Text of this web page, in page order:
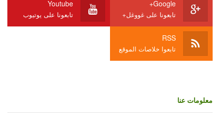
Google+
تابعونا على غووغل+
Youtube
تابعونا على يوتيوب
RSS
تابعوا خلاصات الموقع
معلومات عنا